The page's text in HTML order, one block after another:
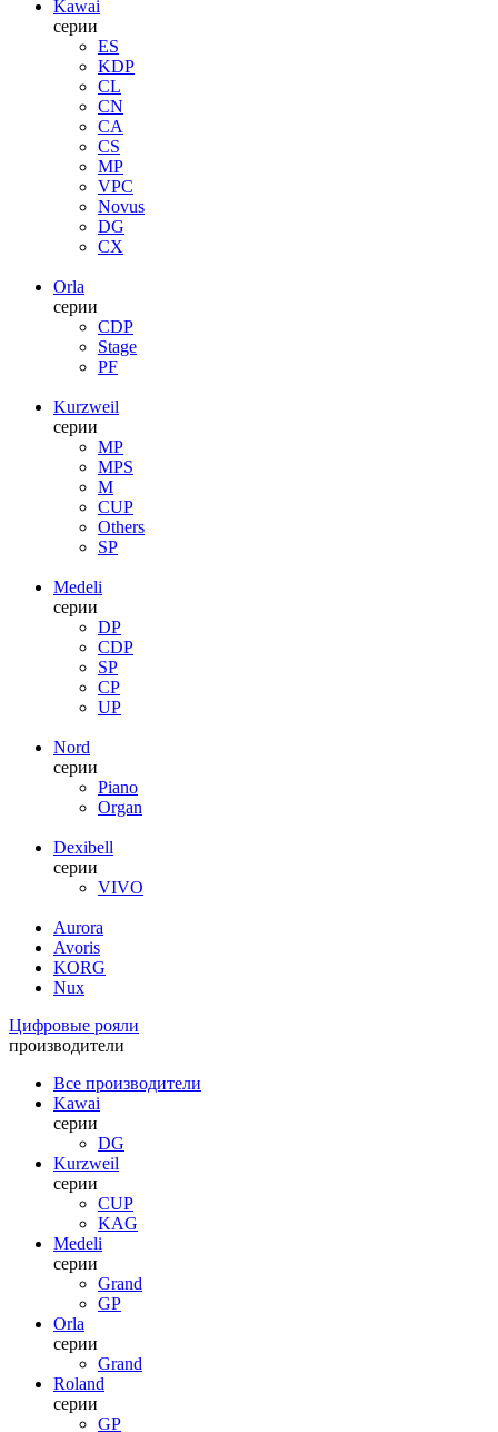
Kawai
серии
ES
KDP
CL
CN
CA
CS
MP
VPC
Novus
DG
CX
Orla
серии
CDP
Stage
PF
Kurzweil
серии
MP
MPS
M
CUP
Others
SP
Medeli
серии
DP
CDP
SP
CP
UP
Nord
серии
Piano
Organ
Dexibell
серии
VIVO
Aurora
Avoris
KORG
Nux
Цифровые рояли
производители
Все производители
Kawai
серии
DG
Kurzweil
серии
CUP
KAG
Medeli
серии
Grand
GP
Orla
серии
Grand
Roland
серии
GP